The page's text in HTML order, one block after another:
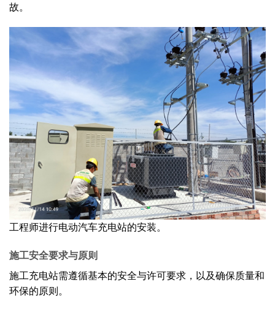
故。
工程师进行电动汽车充电站的安装。
施工安全要求与原则
施工充电站需遵循基本的安全与许可要求，以及确保质量和
环保的原则。